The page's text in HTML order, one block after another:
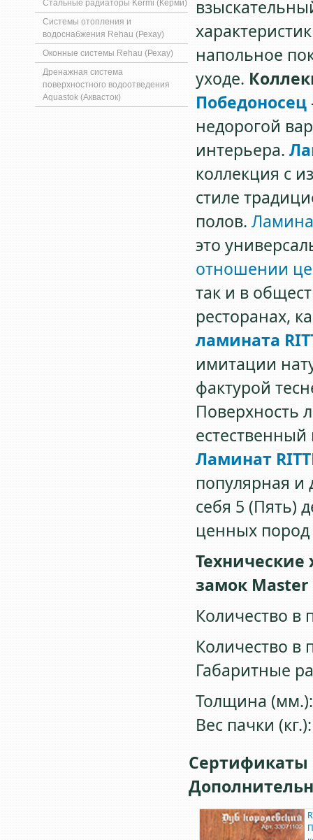
Стальные радиаторы Kermi (Керми)
Системы отопления и
водоснабжения Rehau (Рехау)
Оконные системы Rehau (Рехау)
Дренажная система
поверхностного водоотведения
Aquastok (Аквасток)
напольное
уходе.
Победоносец
недорогой
интерьера.
коллекция с
стиле
полов.
это
отношении
так и в
ресторанах,
ламината
имитации
фактурой
Поверхность
Ламинат
популярная и
себя 5 (Пять)
ценных пород
Технические
замок Мaster
Количество в
Количество в
Габаритные
Толщина
Вес пачки
Сертификаты